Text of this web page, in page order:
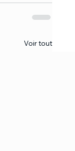
Voir tout